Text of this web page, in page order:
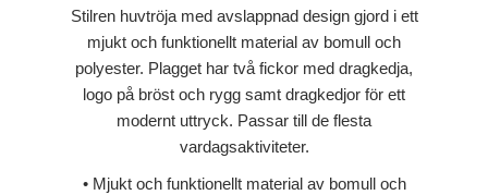
Stilren huvtröja med avslappnad design gjord i ett
mjukt och funktionellt material av bomull och
polyester. Plagget har två fickor med dragkedja,
logo på bröst och rygg samt dragkedjor för ett
modernt uttryck. Passar till de flesta
vardagsaktiviteter.
• Mjukt och funktionellt material av bomull och